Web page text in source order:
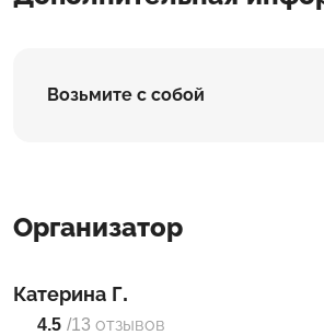
Возьмите с собой
Организатор
Катерина Г.
4.5 /13 отзывов